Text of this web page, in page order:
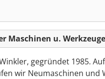
Maschinen u.
gegründet 1985.
wir Neumaschinen und